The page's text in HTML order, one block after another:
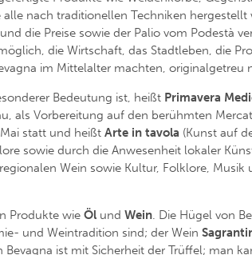
alle nach traditionellen Techniken
die Preise sowie der Palio vom Podestà
die Wirtschaft, das Stadtleben, die
im Mittelalter machten, originalgetreu
Bedeutung ist, heißt Primavera
als Vorbereitung auf den berühmten
statt und heißt Arte in tavola (Kunst auf
sowie durch die Anwesenheit lokaler
Wein sowie Kultur, Folklore,
Produkte wie Öl und Wein . Die Hügel von
und Weintradition sind; der Wein
ist mit Sicherheit der Trüffel; man